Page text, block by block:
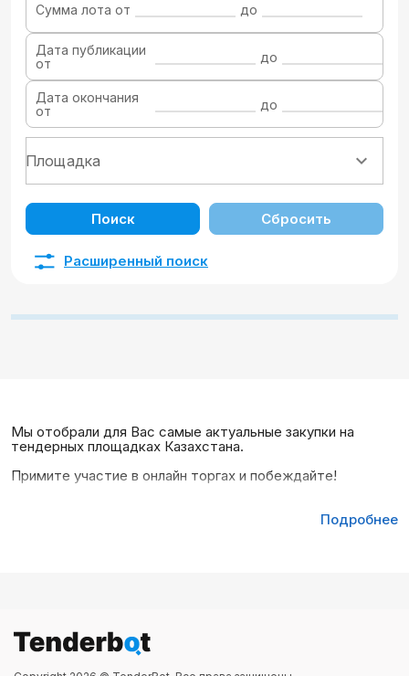
Сумма лота от до
Дата публикации
от
до
Дата окончания
от
до
Поиск Сбросить
Расширенный поиск
Мы отобрали для Вас самые актуальные закупки на
тендерных площадках Казахстана.
Примите участие в онлайн торгах и побеждайте!
Подробнее